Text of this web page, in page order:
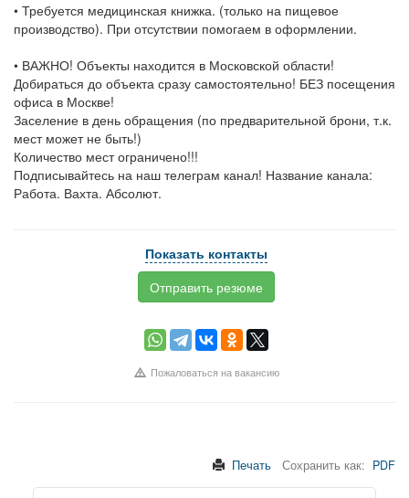
• Требуется медицинская книжка. (только на пищевое
производство). При отсутствии помогаем в оформлении.
• ВАЖНО! Объекты находится в Московской области!
Добираться до объекта сразу самостоятельно! БЕЗ посещения
офиса в Москве!
Заселение в день обращения (по предварительной брони, т.к.
мест может не быть!)
Количество мест ограничено!!!
Подписывайтесь на наш телеграм канал! Название канала:
Работа. Вахта. Абсолют.
Показать контакты
Отправить резюме
Пожаловаться на вакансию
Печать Сохранить как: PDF